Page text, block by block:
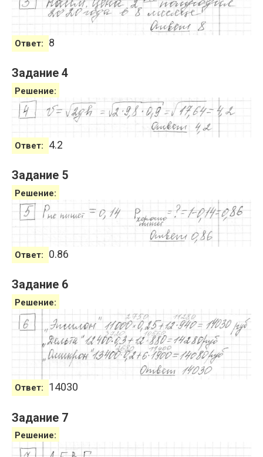
Ответ: 8
Задание 4
Решение:
Ответ: 4.2
Задание 5
Решение:
Ответ: 0.86
Задание 6
Решение:
Ответ: 14030
Задание 7
Решение: